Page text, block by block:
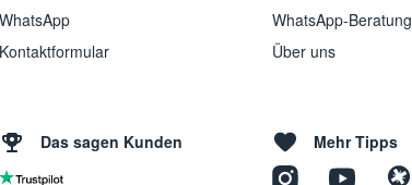
WhatsApp
Kontaktformular
WhatsApp-Beratung
Über uns
Das sagen Kunden Mehr Tipps